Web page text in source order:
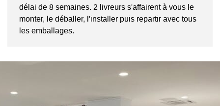
délai de 8 semaines. 2 livreurs s'affairent à vous le
monter, le déballer, l'installer puis repartir avec tous
les emballages.